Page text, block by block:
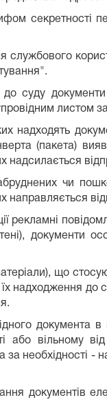
секретності
службового
до суду
листом
надходять
(пакета)
надсилається
чи
направляється
рекламні
документи
що
надходження до
документа в
або вільному
за необхідності -
документів